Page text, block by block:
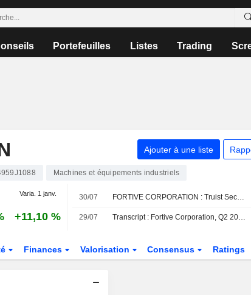
Portefeuilles Listes Trading
Ajouter à une liste
Machines et équipements industriels
Varia. 1 janv.
+11,10 %
30/07 FORTIVE CORPORATION : Truist Securities est neutre sur le titre
29/07 Transcript : Fortive Corporation, Q2 2026 Earnings Call, Jul 29, 2026
Finances Valorisation Consensus Ratings